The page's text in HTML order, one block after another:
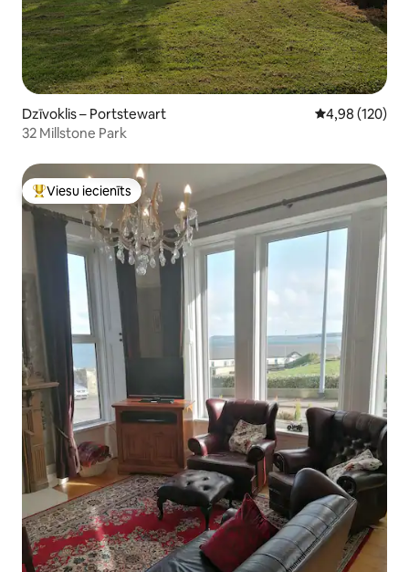
Dzīvoklis – Portstewart Vidējais
4,98 (120)
32 Millstone Park
Populārs viesu iecienīts mājoklis
Viesu iecienīts